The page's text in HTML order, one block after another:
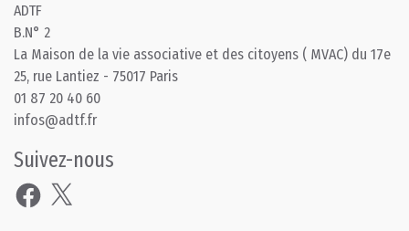
ADTF
B.N° 2
La Maison de la vie associative et des citoyens ( MVAC) du 17e
25, rue Lantiez - 75017 Paris
01 87 20 40 60
infos@adtf.fr
Suivez-nous
Facebook
X